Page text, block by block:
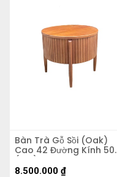
Bàn Trà Gỗ Sồi (Oak)
Cao 42 Đường Kính 50
(cm)
8.500.000 ₫